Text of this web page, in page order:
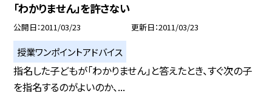
「わかりません」を許さない
公開日 2011/03/23 更新日 2011/03/23
授業ワンポイントアドバイス
指名した子どもが「わかりません」と答えたとき、すぐ次の子
を指名するのがよいのか、...